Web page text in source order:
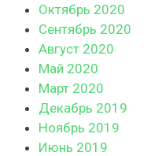
Октябрь 2020
Сентябрь 2020
Август 2020
Май 2020
Март 2020
Декабрь 2019
Ноябрь 2019
Июнь 2019